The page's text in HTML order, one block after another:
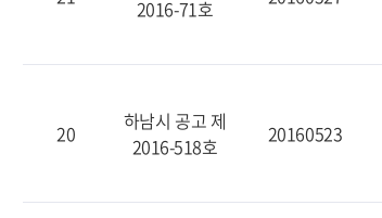
2016-71호
20
하남시 공고 제
2016-518호
20160523